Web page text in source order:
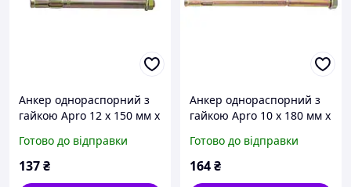
Анкер однораспорний з
гайкою Apro 12 х 150 мм x
(SRTR1012150)
Готово до відправки
137₴
Анкер однораспорний з
гайкою Apro 10 х 180 мм x
Готово до відправки
164₴